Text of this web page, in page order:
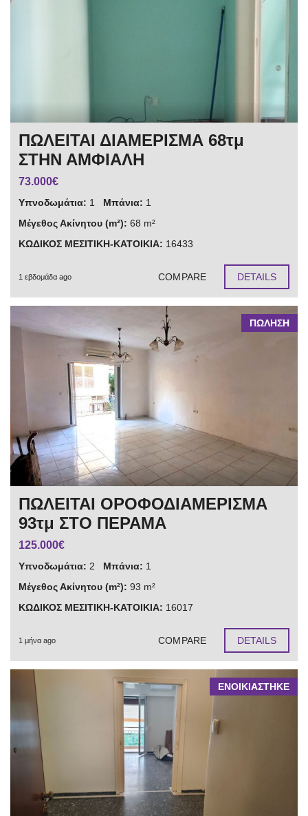
ΠΩΛΕΙΤΑΙ ΔΙΑΜΕΡΙΣΜΑ 68τμ
ΣΤΗΝ ΑΜΦΙΑΛΗ
73.000€
Υπνοδωμάτια: 1 Μπάνια: 1
Μέγεθος Ακίνητου (m²): 68 m²
ΚΩΔΙΚΟΣ ΜΕΣΙΤΙΚΗ-ΚΑΤΟΙΚΙΑ: 16433
1 εβδομάδα ago COMPARE DETAILS
ΠΩΛΗΣΗ
ΠΩΛΕΙΤΑΙ ΟΡΟΦΟΔΙΑΜΕΡΙΣΜΑ
93τμ ΣΤΟ ΠΕΡΑΜΑ
125.000€
Υπνοδωμάτια: 2 Μπάνια: 1
Μέγεθος Ακίνητου (m²): 93 m²
ΚΩΔΙΚΟΣ ΜΕΣΙΤΙΚΗ-ΚΑΤΟΙΚΙΑ: 16017
1 μήνα ago COMPARE DETAILS
ΕΝΟΙΚΙΑΣΤΗΚΕ